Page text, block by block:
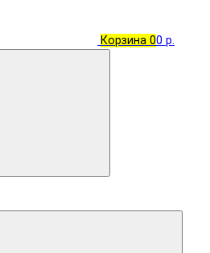
Корзина 00 р.